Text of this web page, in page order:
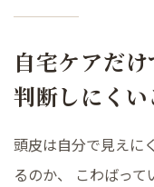
自宅ケアだけ
判断しにく
頭皮は自分で見えに
るのか、 こわばっ